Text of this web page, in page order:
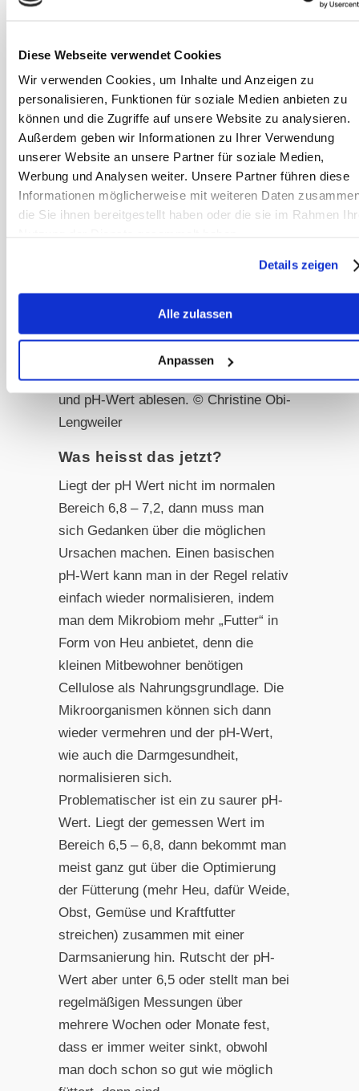
Diese Webseite verwendet Cookies
Wir verwenden Cookies, um Inhalte und Anzeigen zu
personalisieren, Funktionen für soziale Medien anbieten zu
können und die Zugriffe auf unsere Website zu analysieren.
Außerdem geben wir Informationen zu Ihrer Verwendung
unserer Website an unsere Partner für soziale Medien,
Werbung und Analysen weiter. Unsere Partner führen diese
Informationen möglicherweise mit weiteren Daten
die Sie ihnen bereitgestellt haben oder die sie im Rahmen
Details zeigen
Alle zulassen
Anpassen
pH-Meter in die Flüssigkeit tauchen
und pH-Wert ablesen. © Christine Obi-
Lengweiler
Was heisst das jetzt?
Liegt der pH Wert nicht im normalen
Bereich 6,8 – 7,2, dann muss man
sich Gedanken über die möglichen
Ursachen machen. Einen basischen
pH-Wert kann man in der Regel relativ
einfach wieder normalisieren, indem
man dem Mikrobiom mehr „Futter“ in
Form von Heu anbietet, denn die
kleinen Mitbewohner benötigen
Cellulose als Nahrungsgrundlage. Die
Mikroorganismen können sich dann
wieder vermehren und der pH-Wert,
wie auch die Darmgesundheit,
normalisieren sich.
Problematischer ist ein zu saurer pH-
Wert. Liegt der gemessen Wert im
Bereich 6,5 – 6,8, dann bekommt man
meist ganz gut über die Optimierung
der Fütterung (mehr Heu, dafür Weide,
Obst, Gemüse und Kraftfutter
streichen) zusammen mit einer
Darmsanierung hin. Rutscht der pH-
Wert aber unter 6,5 oder stellt man bei
regelmäßigen Messungen über
mehrere Wochen oder Monate fest,
dass er immer weiter sinkt, obwohl
man doch schon so gut wie möglich